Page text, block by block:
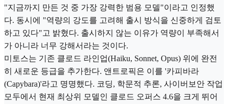
"지금까지 만든 것 중 가장 강력한 범용 모델"이라고 인정했
다. 동시에 "역량의 강도를 고려해 출시 방식을 신중하게 검토
하고 있다"고 밝혔다. 출시하지 않는 이유가 역량이 부족해서
가 아니라 너무 강해서라는 것이다.
미토스는 기존 클로드 라인업(Haiku, Sonnet, Opus) 위에 완전
히 새로운 등급을 추가한다. 앤트로픽은 이를 '카피바라
(Capybara)'라고 명명했다. 코딩, 학문적 추론, 사이버보안 작업
모두에서 현재 최상위 모델인 클로드 오퍼스 4.6을 크게 뛰어